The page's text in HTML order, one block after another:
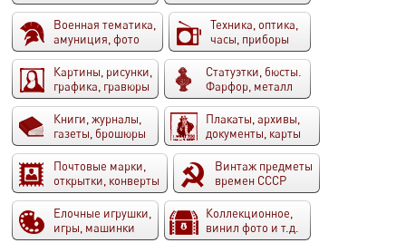
Военная тематика,
амуниция, фото
Техника, оптика,
часы, приборы
Картины, рисунки,
графика, гравюры
Статуэтки, бюсты.
Фарфор, металл
Книги, журналы,
газеты, брошюры
Плакаты, архивы,
документы, карты
Почтовые марки,
открытки, конверты
Винтаж предметы
времен СССР
Елочные игрушки,
игры, машинки
Коллекционное,
винил фото и т.д.